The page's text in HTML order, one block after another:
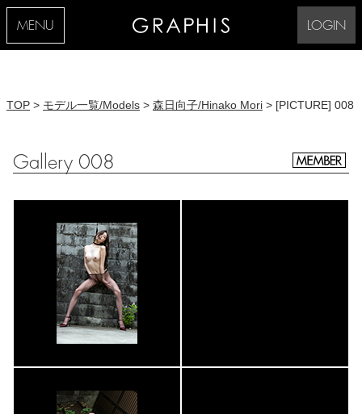
MENU LOGIN
TOP > モデル一覧/Models > 森日向子/Hinako Mori > [PICTURE] 008
Gallery 008